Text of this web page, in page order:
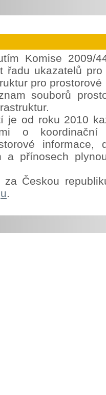
Komise 2009/
řadu ukazatelů
pro
souborů
je od roku 2010
o koordinační
informace,
a přínosech
za Českou
.